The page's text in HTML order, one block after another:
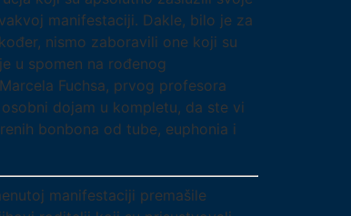
manifestaciji. Dakle, bilo je za
nismo zaboravili one koji su
u spomen na rođenog
Fuchsa, prvog profesora
dojam u kompletu, da ste vi
bonbona od tube, euphonia i
manifestaciji premašile